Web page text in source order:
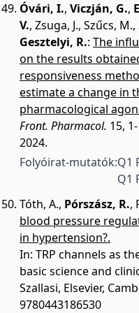
Óvári, I., Viczján, G.,
V., Zsuga, J., Szűcs, M.,
Gesztelyi, R.: The
on the results
responsiveness
estimate a change in
pharmacological
Front. Pharmacol. 15,
2024.
Folyóirat-mutatók:Q1
Q1
Tóth, A., Pórszász, R.,
blood pressure
in hypertension?.
In: TRP channels as
basic science and
Szallasi, Elsevier,
9780443186530